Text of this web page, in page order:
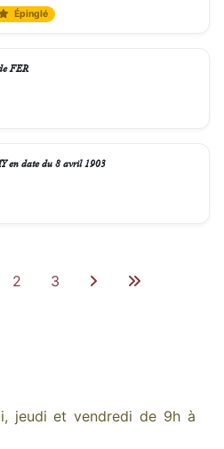
Épinglé
FER
en date du 8 avril 1903
2 3
jeudi et vendredi de 9h à